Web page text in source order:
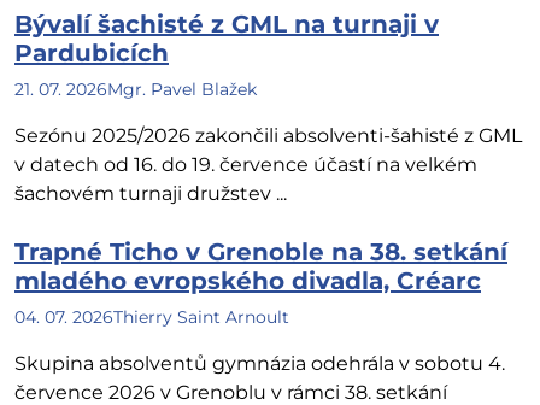
Bývalí šachisté z GML na turnaji v
Pardubicích
21. 07. 2026Mgr. Pavel Blažek
Sezónu 2025/2026 zakončili absolventi-šahisté z GML
v datech od 16. do 19. července účastí na velkém
šachovém turnaji družstev ...
Trapné Ticho v Grenoble na 38. setkání
mladého evropského divadla, Créarc
04. 07. 2026Thierry Saint Arnoult
Skupina absolventů gymnázia odehrála v sobotu 4.
července 2026 v Grenoblu v rámci 38. setkání